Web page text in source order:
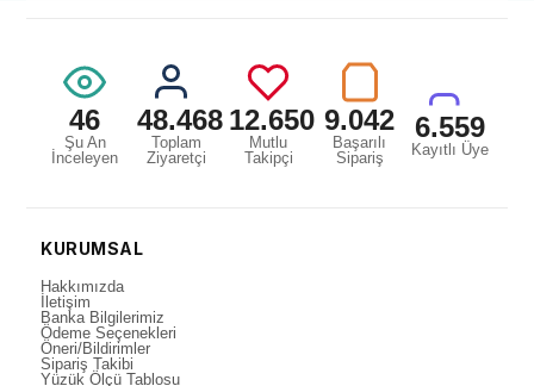
46
Şu An
İnceleyen
48.468
Toplam
Ziyaretçi
12.650
Mutlu
Takipçi
9.042
Başarılı
Sipariş
6.559
Kayıtlı Üye
KURUMSAL
Hakkımızda
İletişim
Banka Bilgilerimiz
Ödeme Seçenekleri
Öneri/Bildirimler
Sipariş Takibi
Yüzük Ölçü Tablosu